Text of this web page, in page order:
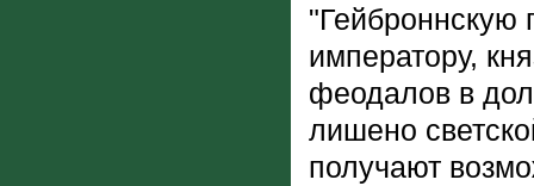
"Гейброннскую
императору,
феодалов в
лишено
получают